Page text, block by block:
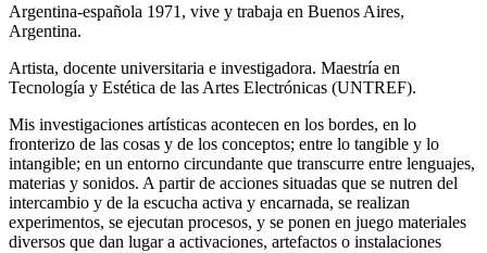
Argentina-española 1971, vive y trabaja en Buenos Aires,
Argentina.
Artista, docente universitaria e investigadora. Maestría en
Tecnología y Estética de las Artes Electrónicas (UNTREF).
Mis investigaciones artísticas acontecen en los bordes, en lo
fronterizo de las cosas y de los conceptos; entre lo tangible y lo
intangible; en un entorno circundante que transcurre entre lenguajes,
materias y sonidos. A partir de acciones situadas que se nutren del
intercambio y de la escucha activa y encarnada, se realizan
experimentos, se ejecutan procesos, y se ponen en juego materiales
diversos que dan lugar a activaciones, artefactos o instalaciones